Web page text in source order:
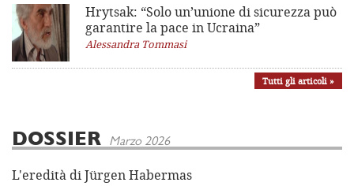
Hrytsak: “Solo un’unione di sicurezza può
garantire la pace in Ucraina”
Alessandra Tommasi
Tutti gli articoli »
DOSSIER Marzo 2026
L'eredità di Jürgen Habermas